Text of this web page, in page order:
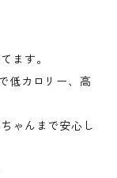
ます。
低カロリー、高
ゃんまで安心し